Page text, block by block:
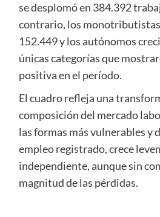
se desplomó en 384.392
contrario, los
152.449 y los autónomos
únicas categorías que
positiva en el período.
El cuadro refleja una
composición del mercado
las formas más vulnerables y
empleo registrado, crece
independiente, aunque sin
magnitud de las pérdidas.